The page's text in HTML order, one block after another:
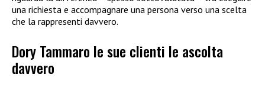
una richiesta e accompagnare una persona verso una scelta
che la rappresenti davvero.
Dory Tammaro le sue clienti le ascolta
davvero